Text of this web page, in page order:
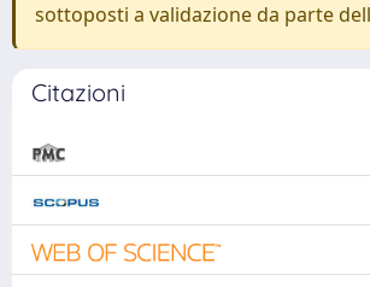
sottoposti a validazione da parte
Citazioni